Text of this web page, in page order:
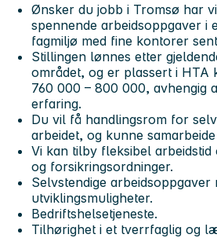
Ønsker du jobb i Tromsø har
spennende arbeidsoppgaver i
fagmiljø med fine kontorer
Stillingen lønnes etter
området, og er plassert i HTA
760 000 – 800 000, avhengig
erfaring.
Du vil få handlingsrom for
arbeidet, og kunne
Vi kan tilby fleksibel arbeidstid
og forsikringsordninger.
Selvstendige arbeidsoppgaver
utviklingsmuligheter.
Bedriftshelsetjeneste.
Tilhørighet i et tverrfaglig og